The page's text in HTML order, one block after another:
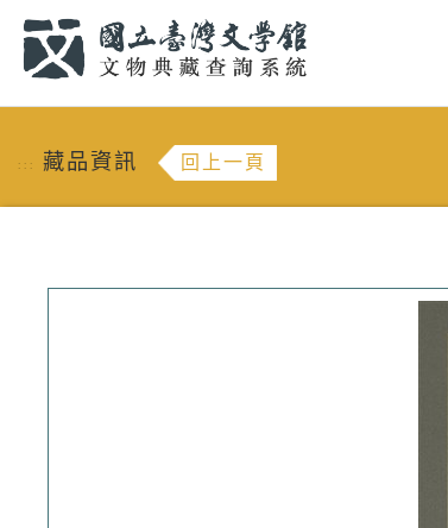
::: 藏品資訊 回上一頁